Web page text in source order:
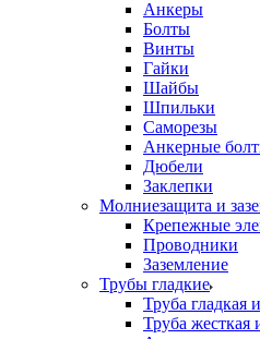
Анкеры
Болты
Винты
Гайки
Шайбы
Шпильки
Саморезы
Анкерные
Дюбели
Заклепки
Молниезащита и
Крепежные
Проводники
Заземление
Трубы гладкие
Труба
Труба